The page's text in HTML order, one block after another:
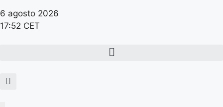
6 agosto 2026
17:52 CET